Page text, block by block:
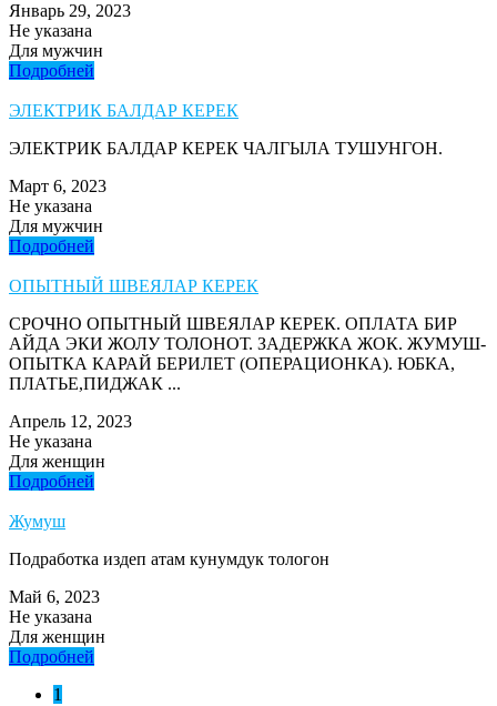
Январь 29, 2023
Не указана
Для мужчин
Подробней
ЭЛЕКТРИК БАЛДАР КЕРЕК
ЭЛЕКТРИК БАЛДАР КЕРЕК ЧАЛГЫЛА ТУШУНГОН.
Март 6, 2023
Не указана
Для мужчин
Подробней
ОПЫТНЫЙ ШВЕЯЛАР КЕРЕК
СРОЧНО ОПЫТНЫЙ ШВЕЯЛАР КЕРЕК. ОПЛАТА БИР
АЙДА ЭКИ ЖОЛУ ТОЛОНОТ. ЗАДЕРЖКА ЖОК. ЖУМУШ-
ОПЫТКА КАРАЙ БЕРИЛЕТ (ОПЕРАЦИОНКА). ЮБКА,
ПЛАТЬЕ,ПИДЖАК ...
Апрель 12, 2023
Не указана
Для женщин
Подробней
Жумуш
Подработка издеп атам кунумдук тологон
Май 6, 2023
Не указана
Для женщин
Подробней
1